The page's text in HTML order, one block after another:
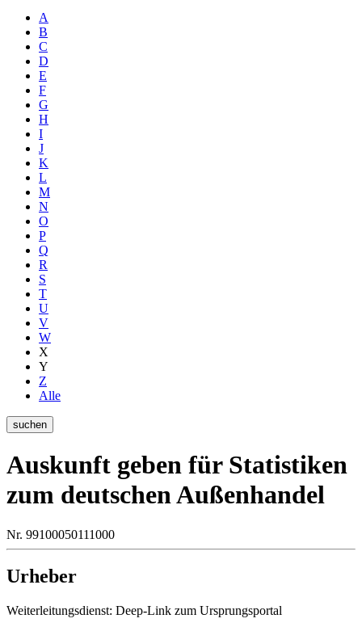
A
B
C
D
E
F
G
H
I
J
K
L
M
N
O
P
Q
R
S
T
U
V
W
X
Y
Z
Alle
suchen
Auskunft geben für Statistiken
zum deutschen Außenhandel
Nr. 99100050111000
Urheber
Weiterleitungsdienst: Deep-Link zum Ursprungsportal